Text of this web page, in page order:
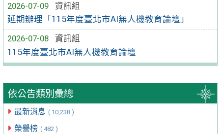
2026-07-09
資訊組
延期辦理「115年度臺北市AI無人機教育論壇」
2026-07-08
資訊組
115年度臺北市AI無人機教育論壇
依公告類別彙總
最新消息 ( 10,238 )
榮譽榜 ( 482 )